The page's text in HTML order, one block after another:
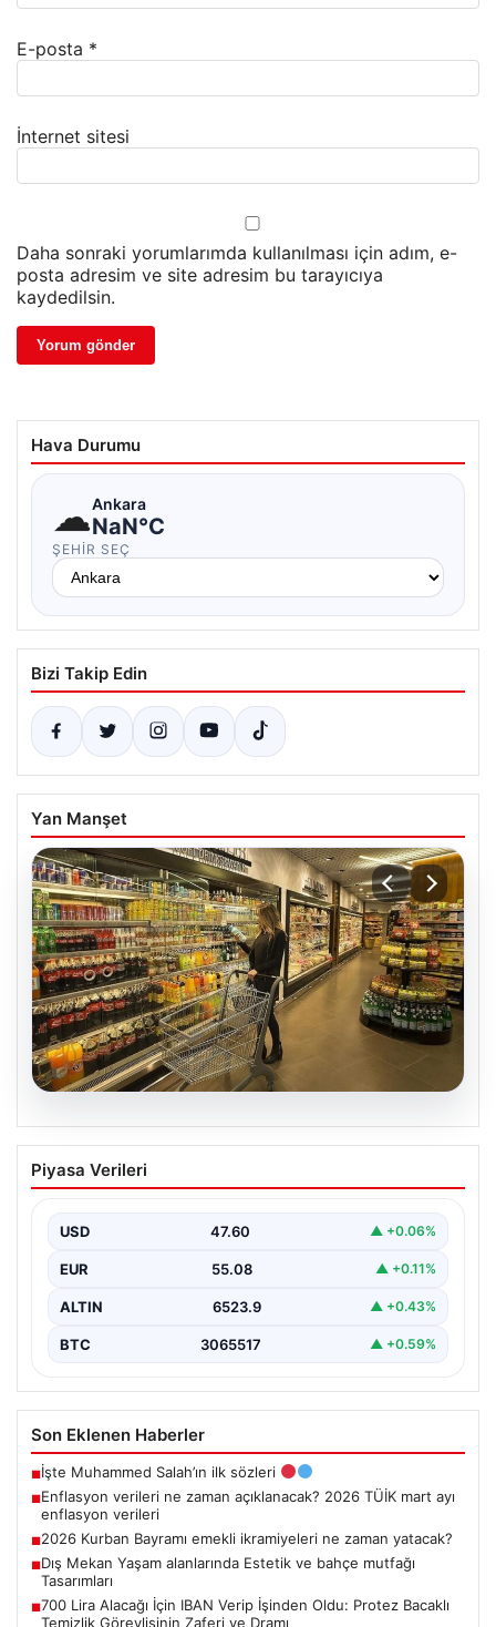
E-posta *
İnternet sitesi
Daha sonraki yorumlarımda kullanılması için adım, e-
posta adresim ve site adresim bu tarayıcıya
kaydedilsin.
Hava Durumu
☁Ankara
NaN°C
ŞEHIR SEÇ
Bizi Takip Edin
Yan Manşet
Enflasyon verileri ne zaman
açıklanacak? 2026 TÜİK mart ayı
Piyasa Verileri
USD 47.60 ▲ +0.06%
EUR 55.08 ▲ +0.11%
ALTIN 6523.9 ▲ +0.43%
BTC 3065517 ▲ +0.59%
Son Eklenen Haberler
■İşte Muhammed Salah’ın ilk sözleri
■Enflasyon verileri ne zaman açıklanacak? 2026 TÜİK mart ayı
enflasyon verileri
■2026 Kurban Bayramı emekli ikramiyeleri ne zaman yatacak?
■Dış Mekan Yaşam alanlarında Estetik ve bahçe mutfağı
Tasarımları
■700 Lira Alacağı İçin IBAN Verip İşinden Oldu: Protez Bacaklı
Temizlik Görevlisinin Zaferi ve Dramı